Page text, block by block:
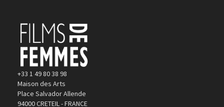
+33 1 49 80 38 98
Maison des Arts
Place Salvador Allende
94000 CRETEIL - FRANCE